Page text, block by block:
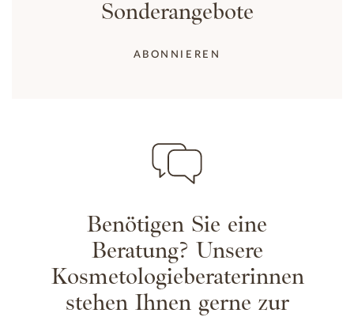
Sonderangebote
ABONNIEREN
Benötigen Sie eine
Beratung? Unsere
Kosmetologieberaterinnen
stehen Ihnen gerne zur